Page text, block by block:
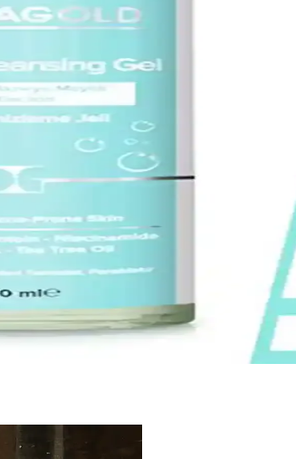
Güçlü Bir Bakım Ürünü
cilt tonunu eşitler, parlaklık sağlar ve
Temizlik ve Bakım Çözümü
etkili yüz temizliği sağlar. Hafif ve dayanıklı
İpuçları
dengeli bir cilt elde edin. Doğru ürün ve
ve Rahatlatıcı Özellikler
etkileriyle cilt sağlığını destekler, stres
ve Kullanım İpuçları
temiz tutar. Doğru ürün seçimi ve